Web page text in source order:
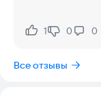
Нравится:
1Не нравится:
0 0
Все отзывы